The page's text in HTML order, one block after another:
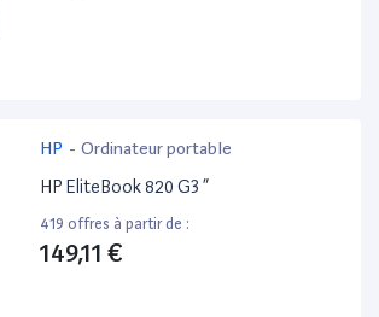
HP - Ordinateur portable
HP EliteBook 820 G3 ”
419 offres à partir de :
149,11 €